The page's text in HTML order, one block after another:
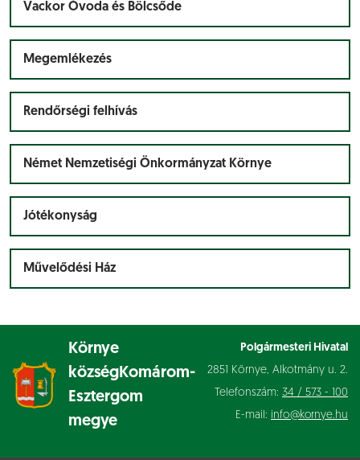
Vackor Óvoda és Bölcsőde
Megemlékezés
Rendőrségi felhívás
Német Nemzetiségi Önkormányzat Környe
Jótékonyság
Művelődési Ház
Környe
községKomárom-
Esztergom
megye
Polgármesteri Hivatal
2851 Környe, Alkotmány u. 2.
Telefonszám: 34 / 573 - 100
E-mail: info@kornye.hu